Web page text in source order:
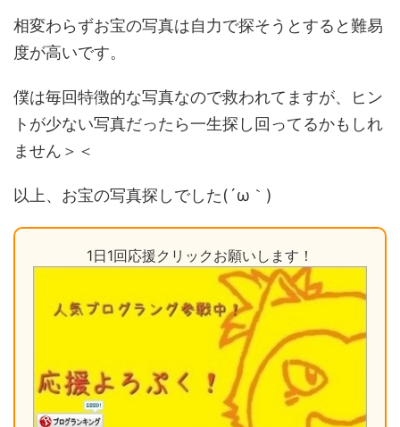
相変わらずお宝の写真は自力で探そうとすると難易
度が高いです。
僕は毎回特徴的な写真なので救われてますが、ヒン
トが少ない写真だったら一生探し回ってるかもしれ
ません＞＜
以上、お宝の写真探しでした(´ω｀)
1日1回応援クリックお願いします！